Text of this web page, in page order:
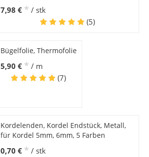
7,98 € * / stk
(5)
Bügelfolie, Thermofolie
5,90 € * / m
(7)
Kordelenden, Kordel Endstück, Metall,
für Kordel 5mm, 6mm, 5 Farben
0,70 € * / stk